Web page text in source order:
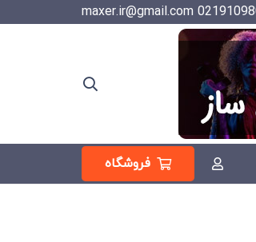
فروشگاه